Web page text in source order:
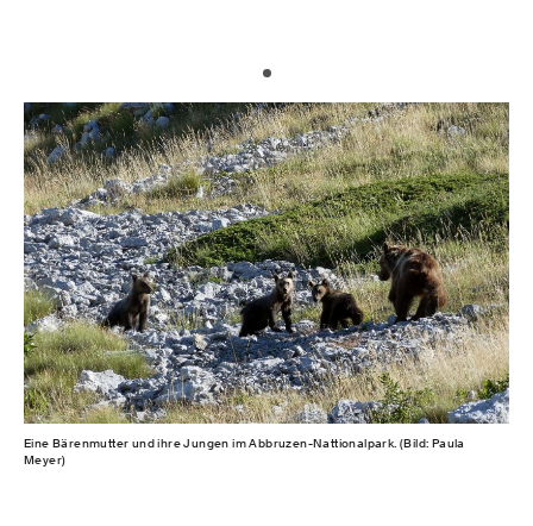
Eine Bärenmutter und ihre Jungen im Abbruzen-Nattionalpark. (Bild: Paula
Meyer)